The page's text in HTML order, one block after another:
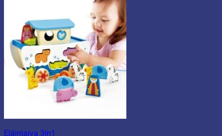
Eläinlaiva 3In1